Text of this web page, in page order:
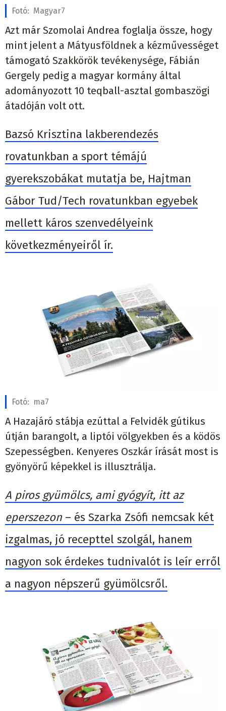
Fotó: Magyar7
Azt már Szomolai Andrea foglalja össze, hogy
mint jelent a Mátyusföldnek a kézművességet
támogató Szakkörök tevékenysége, Fábián
Gergely pedig a magyar kormány által
adományozott 10 teqball-asztal gombaszögi
átadóján volt ott.
Bazsó Krisztina lakberendezés
rovatunkban a sport témájú
gyerekszobákat mutatja be, Hajtman
Gábor Tud/Tech rovatunkban egyebek
mellett káros szenvedélyeink
következményeiről ír.
Fotó: ma7
A Hazajáró stábja ezúttal a Felvidék gútikus
útján barangolt, a liptói völgyekben és a ködös
Szepességben. Kenyeres Oszkár írását most is
gyönyörű képekkel is illusztrálja.
A piros gyümölcs, ami gyógyít, itt az
eperszezon– és Szarka Zsófi nemcsak két
izgalmas, jó recepttel szolgál, hanem
nagyon sok érdekes tudnivalót is leír erről
a nagyon népszerű gyümölcsről.